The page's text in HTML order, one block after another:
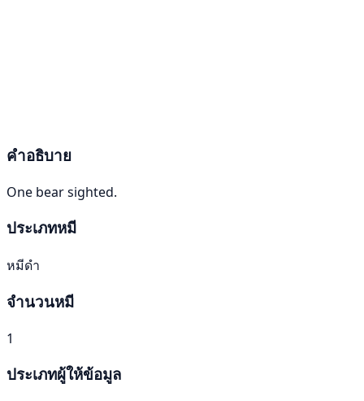
คำอธิบาย
One bear sighted.
ประเภทหมี
หมีดำ
จำนวนหมี
1
ประเภทผู้ให้ข้อมูล